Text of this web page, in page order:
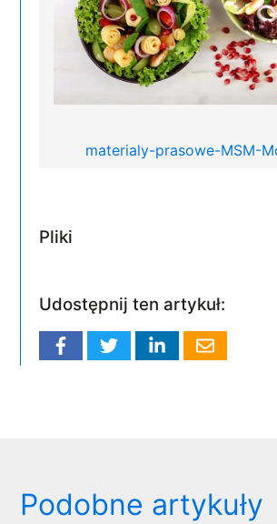
materialy-prasowe-MSM-
Pliki
Udostępnij ten artykuł:
Podobne artykuły